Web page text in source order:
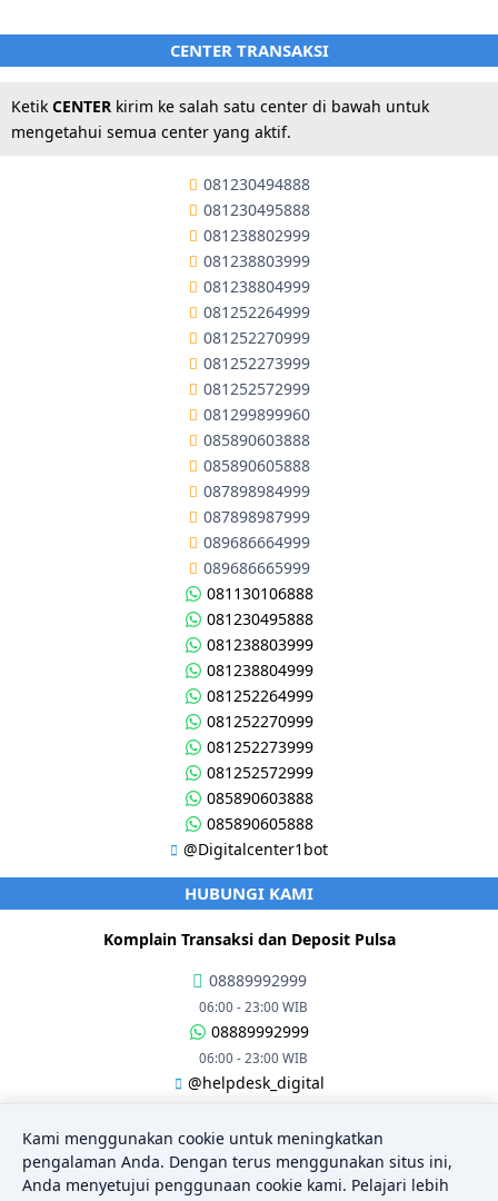
CENTER TRANSAKSI
Ketik CENTER kirim ke salah satu center di bawah untuk
mengetahui semua center yang aktif.
081230494888
081230495888
081238802999
081238803999
081238804999
081252264999
081252270999
081252273999
081252572999
081299899960
085890603888
085890605888
087898984999
087898987999
089686664999
089686665999
081130106888
081230495888
081238803999
081238804999
081252264999
081252270999
081252273999
081252572999
085890603888
085890605888
@Digitalcenter1bot
HUBUNGI KAMI
Komplain Transaksi dan Deposit Pulsa
08889992999
06:00 - 23:00 WIB
08889992999
06:00 - 23:00 WIB
@helpdesk_digital
ALAMAT
Kami menggunakan cookie untuk meningkatkan
pengalaman Anda. Dengan terus menggunakan situs ini,
Anda menyetujui penggunaan cookie kami. Pelajari lebih